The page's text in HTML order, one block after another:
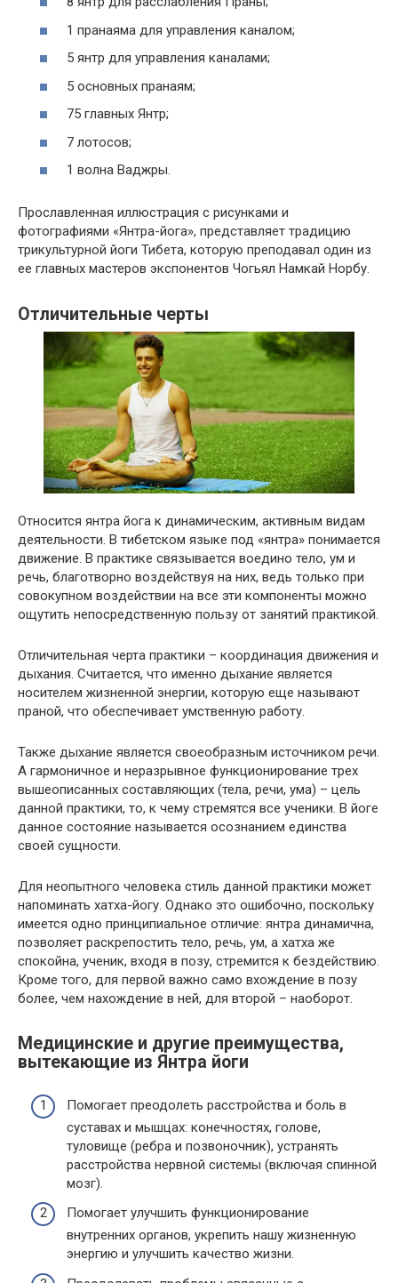
1 пранаяма для управления каналом;
5 янтр для управления каналами;
5 основных пранаям;
75 главных Янтр;
7 лотосов;
1 волна Ваджры.
Прославленная иллюстрация с рисунками и
фотографиями «Янтра-йога», представляет традицию
трикультурной йоги Тибета, которую преподавал один из
ее главных мастеров экспонентов Чогьял Намкай Норбу.
Отличительные черты
Относится янтра йога к динамическим, активным видам
деятельности. В тибетском языке под «янтра» понимается
движение. В практике связывается воедино тело, ум и
речь, благотворно воздействуя на них, ведь только при
совокупном воздействии на все эти компоненты можно
ощутить непосредственную пользу от занятий практикой.
Отличительная черта практики – координация движения и
дыхания. Считается, что именно дыхание является
носителем жизненной энергии, которую еще называют
праной, что обеспечивает умственную работу.
Также дыхание является своеобразным источником речи.
А гармоничное и неразрывное функционирование трех
вышеописанных составляющих (тела, речи, ума) – цель
данной практики, то, к чему стремятся все ученики. В йоге
данное состояние называется осознанием единства
своей сущности.
Для неопытного человека стиль данной практики может
напоминать хатха-йогу. Однако это ошибочно, поскольку
имеется одно принципиальное отличие: янтра динамична,
позволяет раскрепостить тело, речь, ум, а хатха же
спокойна, ученик, входя в позу, стремится к бездействию.
Кроме того, для первой важно само вхождение в позу
более, чем нахождение в ней, для второй – наоборот.
Медицинские и другие преимущества,
вытекающие из Янтра йоги
Помогает преодолеть расстройства и боль в
суставах и мышцах: конечностях, голове,
туловище (ребра и позвоночник), устранять
расстройства нервной системы (включая спинной
мозг).
Помогает улучшить функционирование
внутренних органов, укрепить нашу жизненную
энергию и улучшить качество жизни.